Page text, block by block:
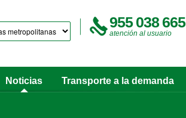
955 038 665
atención al usuario
Noticias Transporte a la demanda